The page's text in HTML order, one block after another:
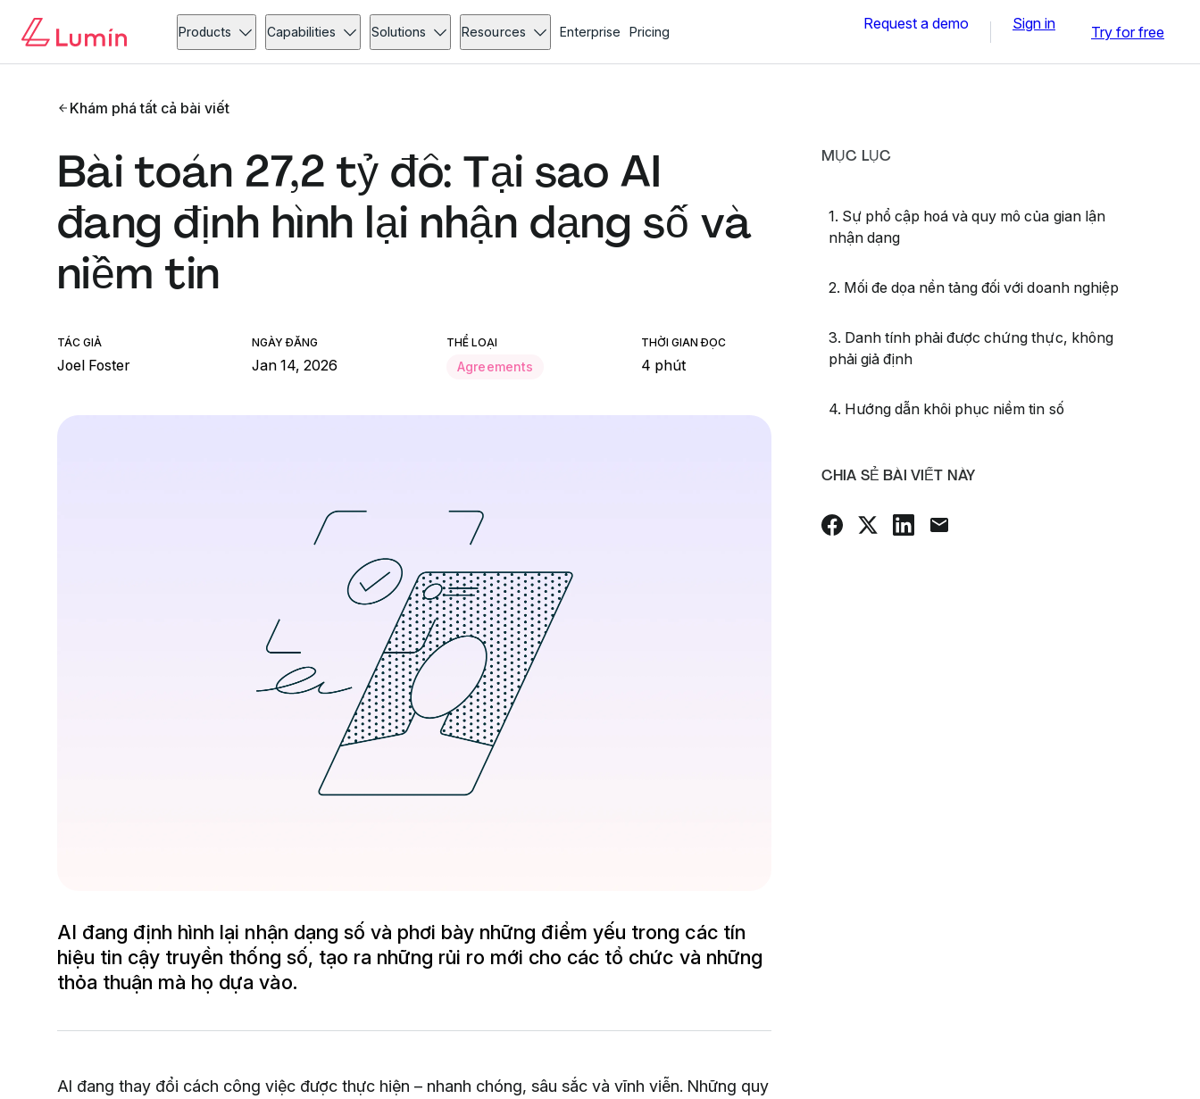
Products Capabilities Solutions Resources Enterprise Pricing Request a demo Sign in Try for free
Khám phá tất cả bài viết
Bài toán 27,2 tỷ đô: Tại sao AI
đang định hình lại nhận dạng số và
niềm tin
TÁC GIẢ
Joel Foster
NGÀY ĐĂNG
Jan 14, 2026
THỂ LOẠI
Agreements
THỜI GIAN ĐỌC
4 phút
AI đang định hình lại nhận dạng số và phơi bày những điểm yếu trong các tín
hiệu tin cậy truyền thống số, tạo ra những rủi ro mới cho các tổ chức và những
thỏa thuận mà họ dựa vào.
MỤC LỤC
1. Sự phổ cập hoá và quy mô của gian lận
nhận dạng
2. Mối đe dọa nền tảng đối với doanh nghiệp
3. Danh tính phải được chứng thực, không
phải giả định
4. Hướng dẫn khôi phục niềm tin số
CHIA SẺ BÀI VIẾT NÀY
AI đang thay đổi cách công việc được thực hiện – nhanh chóng, sâu sắc và vĩnh viễn. Những quy